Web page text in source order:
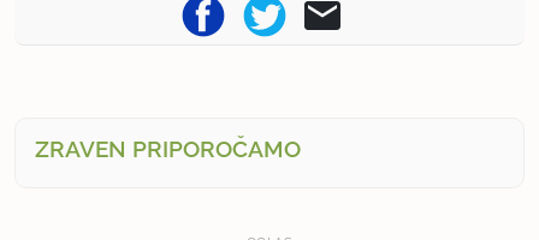
ZRAVEN PRIPOROČAMO